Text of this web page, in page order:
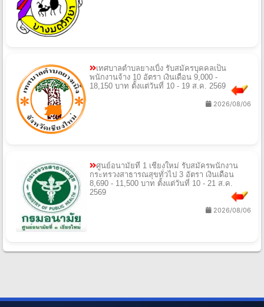
เทศบาลตำบลยางเบิ้ง รับสมัครบุคคลเป็น
พนักงานจ้าง 10 อัตรา เงินเดือน 9,000 -
18,150 บาท ตั้งแต่วันที่ 10 - 19 ส.ค. 2569
2026/08/06
ศูนย์อนามัยที่ 1 เชียงใหม่ รับสมัครพนักงาน
กระทรวงสาธารณสุขทั่วไป 3 อัตรา เงินเดือน
8,690 - 11,500 บาท ตั้งแต่วันที่ 10 - 21 ส.ค.
2569
2026/08/06